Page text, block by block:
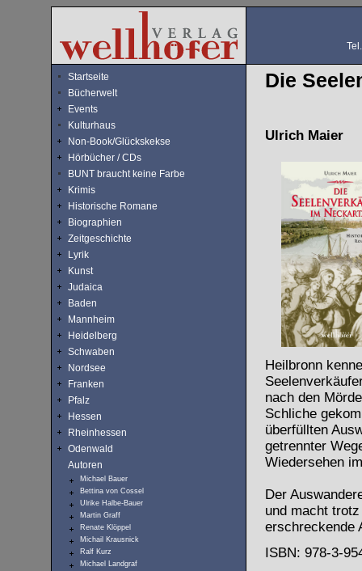
Startseite
Bücherwelt
Events
Kulturhaus
Non-Book/Glückskekse
Hörbücher / CDs
BUNT braucht keine Farbe
Krimis
Historische Romane
Biographien
Zeitgeschichte
Lyrik
Kunst
Judaica
Baden
Mannheim
Heidelberg
Schwaben
Nordsee
Franken
Pfalz
Hessen
Rheinhessen
Odenwald
Autoren
Michael Bauer
Bettina von Cossel
Ulrike Halbe-Bauer
Martin Graff
Renate Klöppel
Michail Krausnick
Ralf Kurz
Michael Landgraf
Die
Ulrich Maier
Heilbronn
nach den
Schliche
überfüllten
getrennter
Wiedersehen
Der
und macht
erschreckende
ISBN: 978-3-